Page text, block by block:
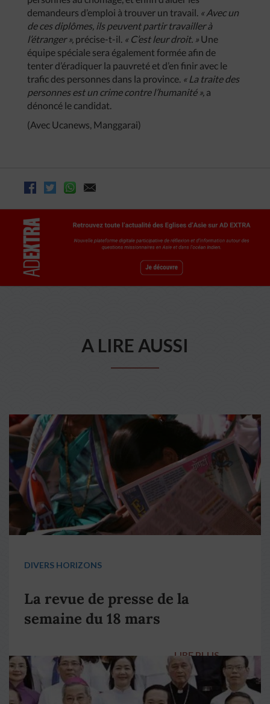
demandeurs d’emploi à trouver un travail. « Avec un
de ces diplômes, ils peuvent partir travailler à
l’étranger », précise-t-il. « C’est leur droit. » Une
équipe spéciale sera également formée afin de
tenter d’éradiquer la pauvreté et d’en finir avec le
trafic des personnes dans la province. « La traite des
personnes est un crime contre l’humanité », a
dénoncé le candidat.
(Avec Ucanews, Manggarai)
A LIRE AUSSI
DIVERS HORIZONS
La revue de presse de la
semaine du 18 mars
LIRE PLUS →